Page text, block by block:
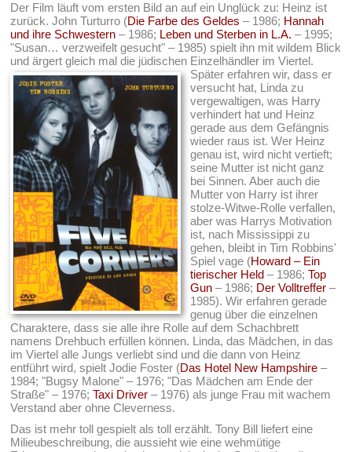
Der Film läuft vom ersten Bild an auf ein Unglück zu: Heinz ist
zurück. John Turturro (Die Farbe des Geldes – 1986; Hannah
und ihre Schwestern – 1986; Leben und Sterben in L.A. – 1995;
"Susan… verzweifelt gesucht" – 1985) spielt ihn mit wildem Blick
und ärgert gleich mal die jüdischen Einzelhändler im Viertel.
Später erfahren wir, dass er
versucht hat, Linda zu
vergewaltigen, was Harry
verhindert hat und Heinz
gerade aus dem Gefängnis
wieder raus ist. Wer Heinz
genau ist, wird nicht vertieft;
seine Mutter ist nicht ganz
bei Sinnen. Aber auch die
Mutter von Harry ist ihrer
stolze-Witwe-Rolle verfallen,
aber was Harrys Motivation
ist, nach Mississippi zu
gehen, bleibt in Tim Robbins'
Spiel vage (Howard – Ein
tierischer Held – 1986;Top
Gun – 1986; Der Volltreffer –
1985). Wir erfahren gerade
genug über die einzelnen
Charaktere, dass sie alle ihre Rolle auf dem Schachbrett
namens Drehbuch erfüllen können. Linda, das Mädchen, in das
im Viertel alle Jungs verliebt sind und die dann von Heinz
entführt wird, spielt Jodie Foster (Das Hotel New Hampshire –
1984; "Bugsy Malone" – 1976; "Das Mädchen am Ende der
Straße" – 1976;Taxi Driver – 1976) als junge Frau mit wachem
Verstand aber ohne Cleverness.
Das ist mehr toll gespielt als toll erzählt. Tony Bill liefert eine
Milieubeschreibung, die aussieht wie eine wehmütige